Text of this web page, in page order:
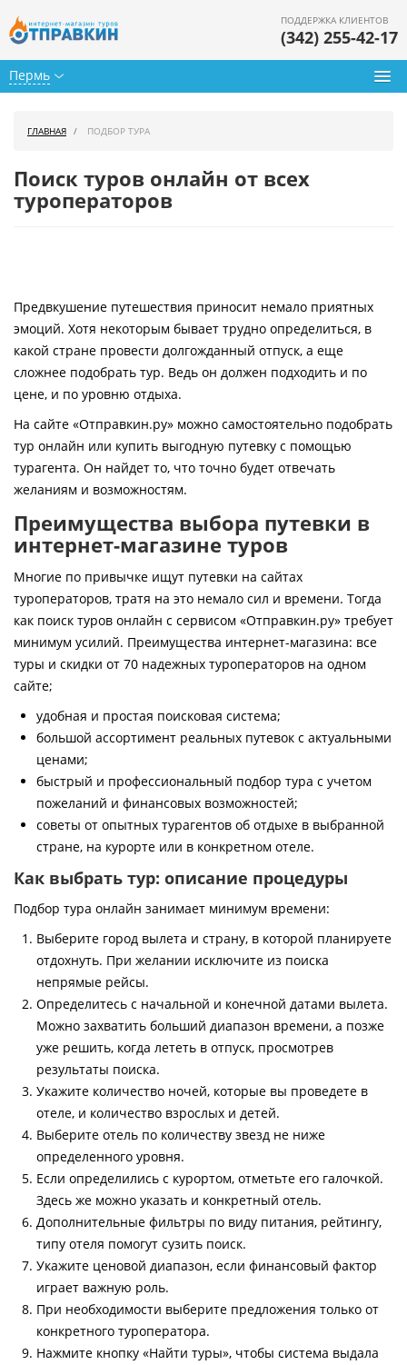
Пермь
ПОДДЕРЖКА КЛИЕНТОВ
(342) 255-42-17
Горящие туры
Страны
Как купить
Контакты
ГЛАВНАЯ ПОДБОР ТУРА
Поиск туров онлайн от всех
туроператоров
Предвкушение путешествия приносит немало приятных
эмоций. Хотя некоторым бывает трудно определиться, в
какой стране провести долгожданный отпуск, а еще
сложнее подобрать тур. Ведь он должен подходить и по
цене, и по уровню отдыха.
На сайте «Отправкин.ру» можно самостоятельно подобрать
тур онлайн или купить выгодную путевку с помощью
турагента. Он найдет то, что точно будет отвечать
желаниям и возможностям.
Преимущества выбора путевки в
интернет-магазине туров
Многие по привычке ищут путевки на сайтах
туроператоров, тратя на это немало сил и времени. Тогда
как поиск туров онлайн с сервисом «Отправкин.ру» требует
минимум усилий. Преимущества интернет-магазина: все
туры и скидки от 70 надежных туроператоров на одном
сайте;
удобная и простая поисковая система;
большой ассортимент реальных путевок с актуальными
ценами;
быстрый и профессиональный подбор тура с учетом
пожеланий и финансовых возможностей;
советы от опытных турагентов об отдыхе в выбранной
стране, на курорте или в конкретном отеле.
Как выбрать тур: описание процедуры
Подбор тура онлайн занимает минимум времени:
Выберите город вылета и страну, в которой планируете
отдохнуть. При желании исключите из поиска
непрямые рейсы.
Определитесь с начальной и конечной датами вылета.
Можно захватить больший диапазон времени, а позже
уже решить, когда лететь в отпуск, просмотрев
результаты поиска.
Укажите количество ночей, которые вы проведете в
отеле, и количество взрослых и детей.
Выберите отель по количеству звезд не ниже
определенного уровня.
Если определились с курортом, отметьте его галочкой.
Здесь же можно указать и конкретный отель.
Дополнительные фильтры по виду питания, рейтингу,
типу отеля помогут сузить поиск.
Укажите ценовой диапазон, если финансовый фактор
играет важную роль.
При необходимости выберите предложения только от
конкретного туроператора.
Нажмите кнопку «Найти туры», чтобы система выдала